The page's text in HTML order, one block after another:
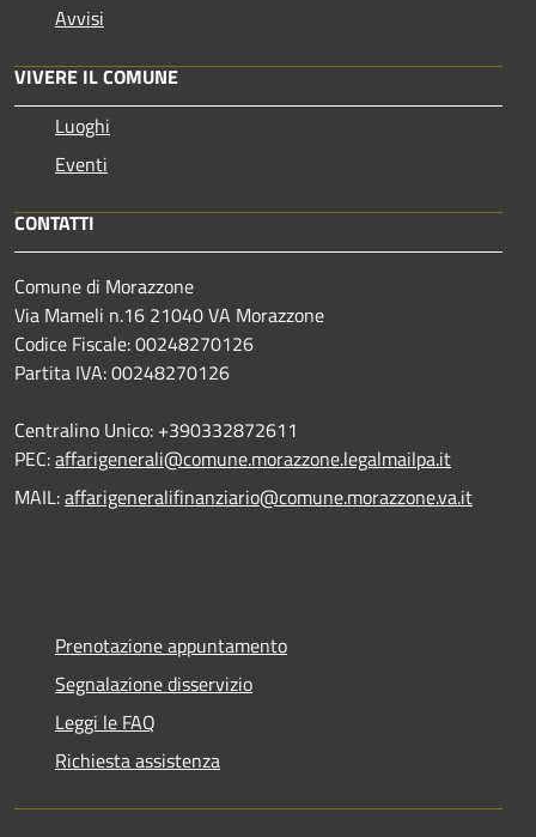
Avvisi
VIVERE IL COMUNE
Luoghi
Eventi
CONTATTI
Comune di Morazzone
Via Mameli n.16 21040 VA Morazzone
Codice Fiscale: 00248270126
Partita IVA: 00248270126
Centralino Unico: +390332872611
PEC:affarigenerali@comune.morazzone.legalmailpa.it
MAIL:affarigeneralifinanziario@comune.morazzone.va.it
Prenotazione appuntamento
Segnalazione disservizio
Leggi le FAQ
Richiesta assistenza